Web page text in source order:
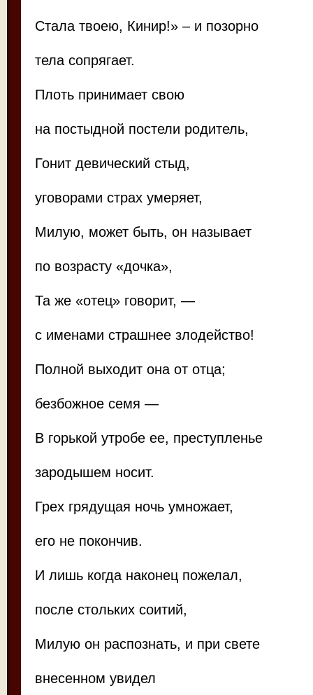
Стала твоею, Кинир!» – и позорно
тела сопрягает.
Плоть принимает свою
на постыдной постели родитель,
Гонит девический стыд,
уговорами страх умеряет,
Милую, может быть, он называет
по возрасту «дочка»,
Та же «отец» говорит, —
с именами страшнее злодейство!
Полной выходит она от отца;
безбожное семя —
В горькой утробе ее, преступленье
зародышем носит.
Грех грядущая ночь умножает,
его не покончив.
И лишь когда наконец пожелал,
после стольких соитий,
Милую он распознать, и при свете
внесенном увидел